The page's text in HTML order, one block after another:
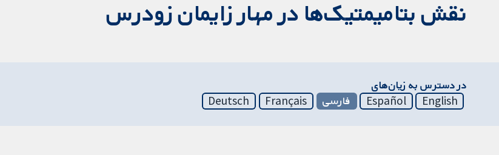
نقش بتامیمتیک‌ها در مهار زایمان زودرس
در دسترس به زیان‌های
English
Español فارسی Français
Deutsch